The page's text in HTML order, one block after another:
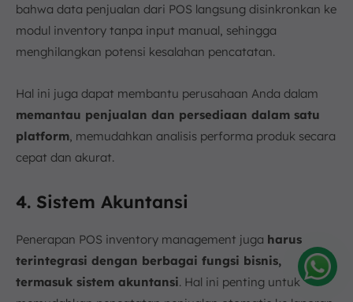
bahwa data penjualan dari POS langsung disinkronkan ke
modul inventory tanpa input manual, sehingga
menghilangkan potensi kesalahan pencatatan.
Hal ini juga dapat membantu perusahaan Anda dalam
memantau penjualan dan persediaan dalam satu
platform , memudahkan analisis performa produk secara
cepat dan akurat.
4. Sistem Akuntansi
Penerapan POS inventory management juga harus
terintegrasi dengan berbagai fungsi bisnis,
termasuk sistem akuntansi. Hal ini penting untuk